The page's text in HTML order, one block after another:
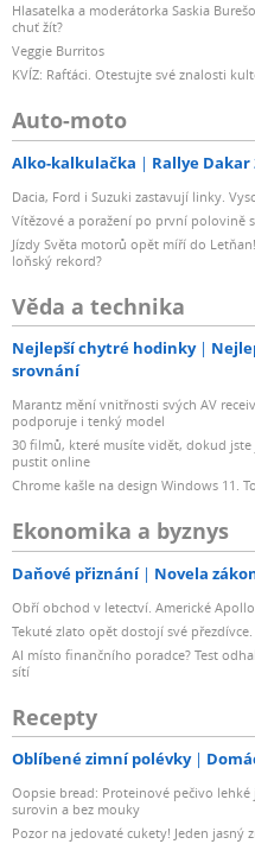
Hlasatelka a moderátorka Saskia
chuť žít?
Veggie Burritos
KVÍZ: Rafťáci. Otestujte své znalosti
Auto-moto
Alko-kalkulačka Rallye Dakar
Dacia, Ford i Suzuki zastavují linky.
Vítězové a poražení po první polovině
Jízdy Světa motorů opět míří do
loňský rekord?
Věda a technika
Nejlepší chytré hodinky
srovnání
Marantz mění vnitřnosti svých AV
podporuje i tenký model
30 filmů, které musíte vidět, dokud jste
pustit online
Chrome kašle na design Windows 11.
Ekonomika a byznys
Daňové přiznání Novela
Obří obchod v letectví. Americké
Tekuté zlato opět dostojí své
AI místo finančního poradce? Test
sítí
Recepty
Oblíbené zimní polévky
Oopsie bread: Proteinové pečivo
surovin a bez mouky
Pozor na jedovaté cukety! Jeden